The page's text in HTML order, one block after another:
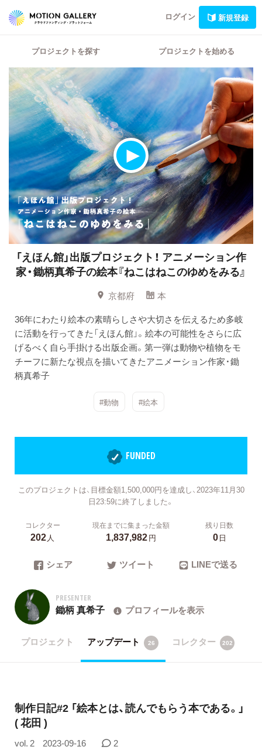
ログイン 新規登録
プロジェクトを探す プロジェクトを始める
「えほん館」出版プロジェクト！ アニメーション作
家・鋤柄真希子の絵本『ねこはねこのゆめをみる』
京都府
本
36年にわたり絵本の素晴らしさや大切さを伝えるため多岐
に活動を行ってきた「えほん館」。絵本の可能性をさらに広
げるべく自ら手掛ける出版企画。第一弾は動物や植物をモ
チーフに新たな視点を描いてきたアニメーション作家・鋤
柄真希子
#動物 #絵本
FUNDED
このプロジェクトは、目標金額1,500,000円を達成し、2023年11月30
日23:59に終了しました。
コレクター
202人
現在までに集まった金額
1,837,982円
残り日数
0日
シェア ツイート LINEで送る
PRESENTER
鋤柄 真希子 プロフィールを表示
プロジェクト アップデート 26 コレクター 202
制作日記#2 「絵本とは、読んでもらう本である。」
( 花田 )
vol. 2 2023-09-16 2